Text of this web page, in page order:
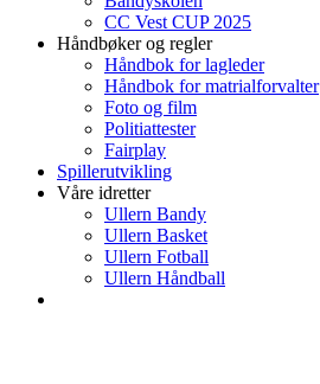
CC Vest CUP 2025
Håndbøker og regler
Håndbok for lagleder
Håndbok for matrialforvalter
Foto og film
Politiattester
Fairplay
Spillerutvikling
Våre idretter
Ullern Bandy
Ullern Basket
Ullern Fotball
Ullern Håndball